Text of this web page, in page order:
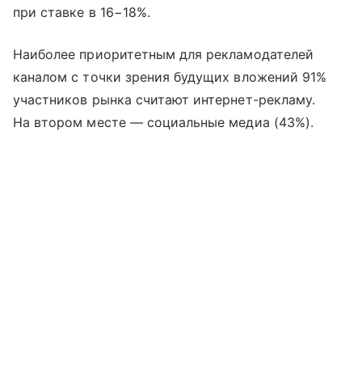
при ставке в 16−18%.
Наиболее приоритетным для рекламодателей
каналом с точки зрения будущих вложений 91%
участников рынка считают интернет-рекламу.
На втором месте — социальные медиа (43%).